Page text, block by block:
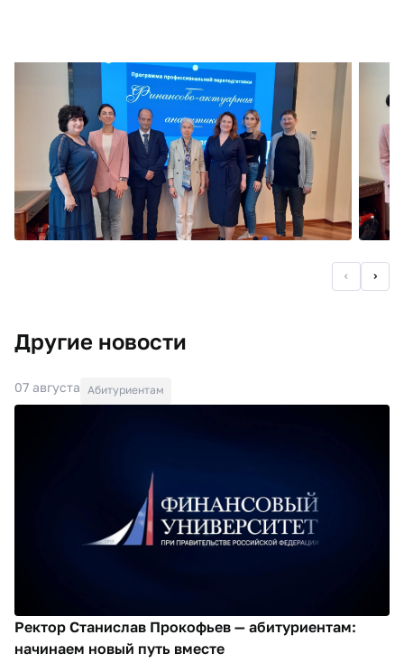
Другие новости
07 августа Абитуриентам
Ректор Станислав Прокофьев — абитуриентам:
начинаем новый путь вместе